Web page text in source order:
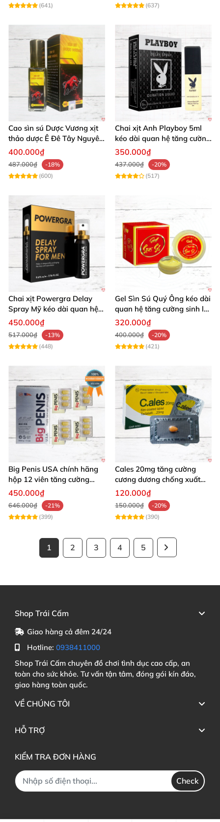
(641)
(637)
Cao sìn sú Dược Vương xịt
thảo dược Ê Đê Tây Nguyên
chính hãng tăng cường sức
400.000₫
487.000₫
-18%
(600)
Chai xịt Anh Playboy 5ml
kéo dài quan hệ tăng cường
sinh lý nam
350.000₫
437.000₫
-20%
(517)
Chai xịt Powergra Delay
Spray Mỹ kéo dài quan hệ
tăng khoái cảm
450.000₫
517.000₫
-13%
(448)
Gel Sìn Sú Quý Ông kéo dài
quan hệ tăng cường sinh lý
nam
320.000₫
400.000₫
-20%
(421)
Big Penis USA chính hãng
hộp 12 viên tăng cường
sinh lý kéo dài cương dương
450.000₫
646.000₫
-21%
(399)
Cales 20mg tăng cường
cương dương chống xuất
tinh sớm bền lâu
120.000₫
150.000₫
-20%
(390)
1 2 3 4 5
Shop Trái Cấm
Giao hàng cả đêm 24/24
Hotline: 0938411000
Shop Trái Cấm chuyên đồ chơi tình dục cao cấp, an
toàn cho sức khỏe. Tư vấn tận tâm, đóng gói kín đáo,
giao hàng toàn quốc.
VỀ CHÚNG TÔI
HỖ TRỢ
KIỂM TRA ĐƠN HÀNG
Check